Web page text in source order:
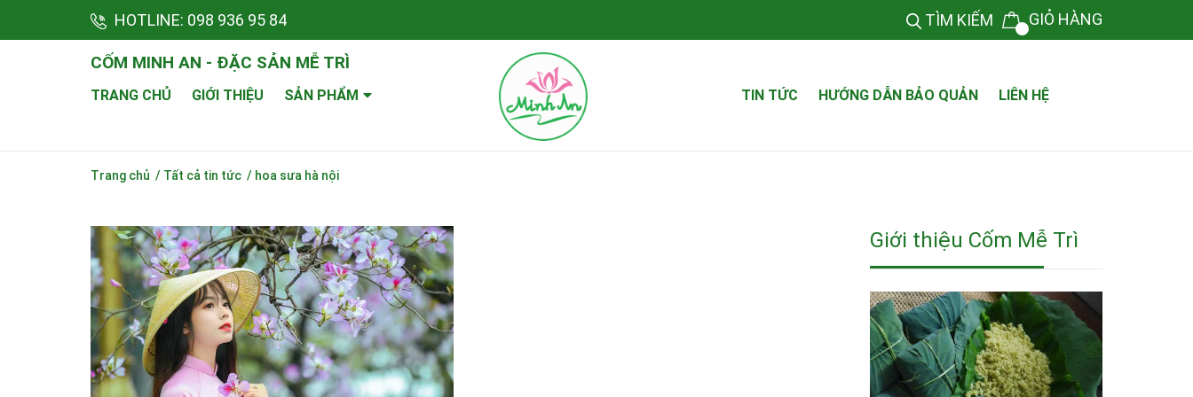
HOTLINE: 098 936 95 84 TÌM KIẾM GIỎ HÀNG
CỐM MINH AN - ĐẶC SẢN MỄ TRÌ
TRANG CHỦ GIỚI THIỆU SẢN PHẨM TIN TỨC HƯỚNG DẪN BẢO QUẢN LIÊN HỆ
Trang chủ / Tất cả tin tức / hoa sưa hà nội
Giới thiệu Cốm Mễ Trì